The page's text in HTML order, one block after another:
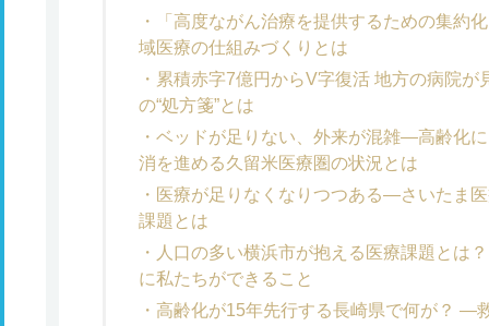
「高度ながん治療を提供するための集約
域医療の仕組みづくりとは
累積赤字7億円からV字復活 地方の病院が
の“処方箋”とは
ベッドが足りない、外来が混雑―高齢化
消を進める久留米医療圏の状況とは
医療が足りなくなりつつある―さいたま
課題とは
人口の多い横浜市が抱える医療課題とは
に私たちができること
高齢化が15年先行する長崎県で何が？ ―